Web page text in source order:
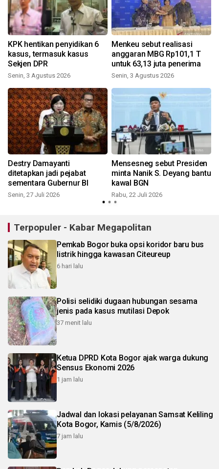
KPK hentikan penyidikan 6
kasus, termasuk kasus
Sekjen DPR
Senin, 3 Agustus 2026
Menkeu sebut realisasi
anggaran MBG Rp101,1 T
untuk 63,13 juta penerima
Senin, 3 Agustus 2026
Destry Damayanti
ditetapkan jadi pejabat
sementara Gubernur BI
Senin, 27 Juli 2026
Mensesneg sebut Presiden
minta Nanik S. Deyang bantu
kawal BGN
Rabu, 22 Juli 2026
Terpopuler - Kabar Megapolitan
Pemkab Bogor buka opsi koridor baru bus
listrik hingga kawasan Citeureup
6 hari lalu
Polisi selidiki dugaan hubungan sesama
jenis pada kasus mutilasi Depok
37 menit lalu
Ketua DPRD Kota Bogor ajak warga dukung
Sensus Ekonomi 2026
1 jam lalu
Jadwal dan lokasi pelayanan Samsat Keliling
Kota Bogor, Kamis (5/8/2026)
7 jam lalu